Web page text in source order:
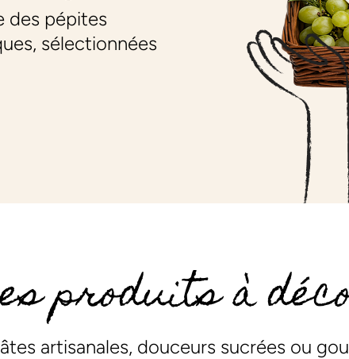
des pépites
sélectionnées
produits à
artisanales, douceurs sucrées ou